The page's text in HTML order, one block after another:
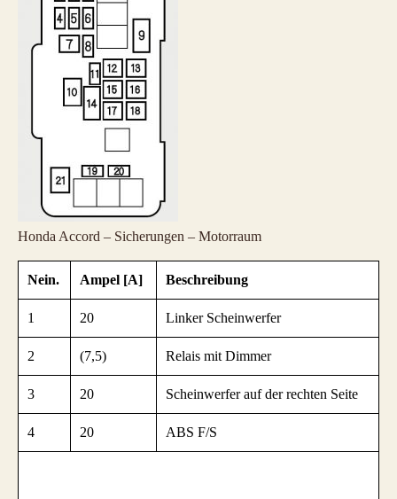
Honda Accord – Sicherungen – Motorraum
Nein. Ampel [A] Beschreibung
1 20 Linker Scheinwerfer
2 (7,5) Relais mit Dimmer
3 20 Scheinwerfer auf der rechten Seite
4 20 ABS F/S